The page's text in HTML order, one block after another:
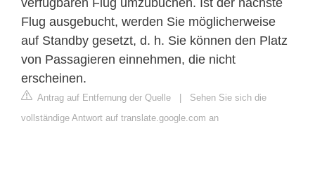
verfügbaren Flug umzubuchen. Ist der nächste
Flug ausgebucht, werden Sie möglicherweise
auf Standby gesetzt, d. h. Sie können den Platz
von Passagieren einnehmen, die nicht
erscheinen.
Antrag auf Entfernung der Quelle
Sehen Sie sich die
vollständige Antwort auf translate.google.com an